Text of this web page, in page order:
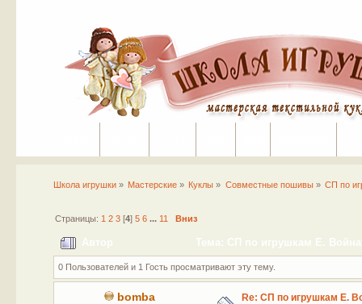
Школа игрушки» Мастерские » Куклы » Совместные пошивы» СП по
Страницы: 1 2 3[4] 5 6 ... 11 Вниз
Автор Тема: СП по игрушкам Е.
0 Пользователей и 1 Гость просматривают эту тему.
bomba Re: СП по игрушкам Е.